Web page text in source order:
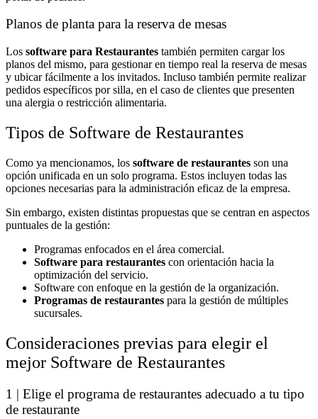
Planos de planta para la reserva de mesas
Los software para Restaurantes también permiten cargar los
planos del mismo, para gestionar en tiempo real la reserva de mesas
y ubicar fácilmente a los invitados. Incluso también permite realizar
pedidos específicos por silla, en el caso de clientes que presenten
una alergia o restricción alimentaria.
Tipos de Software de Restaurantes
Como ya mencionamos, los software de restaurantes son una
opción unificada en un solo programa. Estos incluyen todas las
opciones necesarias para la administración eficaz de la empresa.
Sin embargo, existen distintas propuestas que se centran en aspectos
puntuales de la gestión:
Programas enfocados en el área comercial.
Software para restaurantes con orientación hacia la
optimización del servicio.
Software con enfoque en la gestión de la organización.
Programas de restaurantes para la gestión de múltiples
sucursales.
Consideraciones previas para elegir el
mejor Software de Restaurantes
1 | Elige el programa de restaurantes adecuado a tu tipo
de restaurante